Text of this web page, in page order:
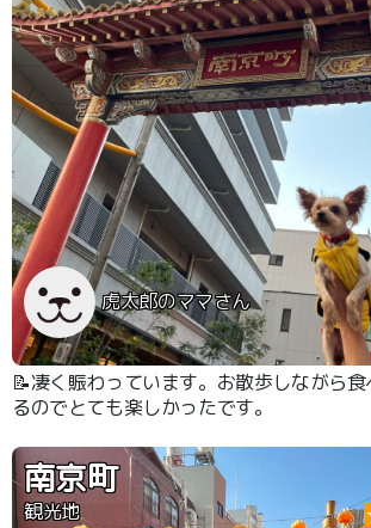
虎太郎のママさん
📝凄く賑わっています。お散歩しながら
るのでとても楽しかったです。
南京町
観光地